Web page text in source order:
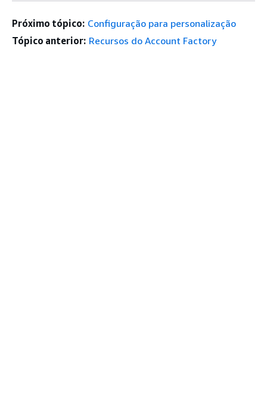
Próximo tópico: Configuração para personalização
Tópico anterior: Recursos do Account Factory